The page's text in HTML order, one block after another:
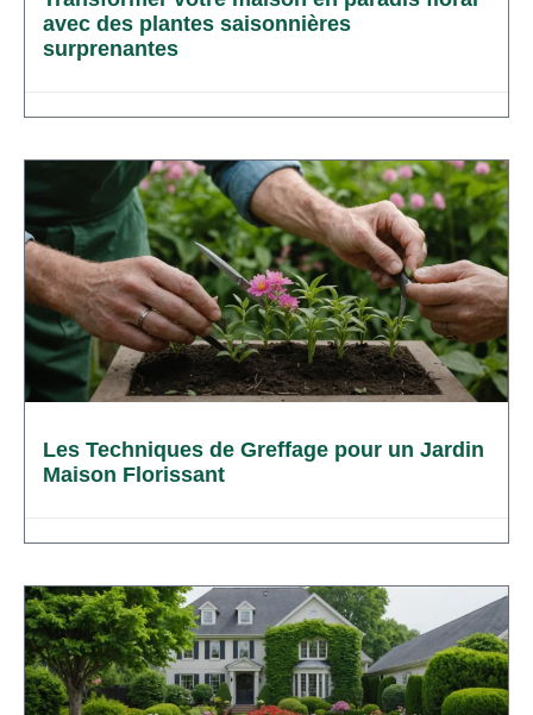
avec des plantes saisonnières
surprenantes
Les Techniques de Greffage pour un Jardin
Maison Florissant